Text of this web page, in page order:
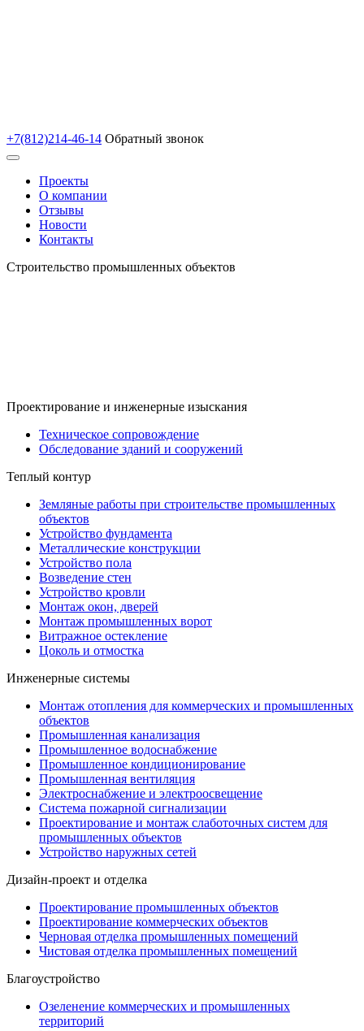
+7(812)214-46-14 Обратный звонок
Проекты
О компании
Отзывы
Новости
Контакты
Строительство промышленных объектов
Проектирование и инженерные изыскания
Техническое сопровождение
Обследование зданий и сооружений
Теплый контур
Земляные работы при строительстве промышленных
объектов
Устройство фундамента
Металлические конструкции
Устройство пола
Возведение стен
Устройство кровли
Монтаж окон, дверей
Монтаж промышленных ворот
Витражное остекление
Цоколь и отмостка
Инженерные системы
Монтаж отопления для коммерческих и промышленных
объектов
Промышленная канализация
Промышленное водоснабжение
Промышленное кондиционирование
Промышленная вентиляция
Электроснабжение и электроосвещение
Система пожарной сигнализации
Проектирование и монтаж слаботочных систем для
промышленных объектов
Устройство наружных сетей
Дизайн-проект и отделка
Проектирование промышленных объектов
Проектирование коммерческих объектов
Черновая отделка промышленных помещений
Чистовая отделка промышленных помещений
Благоустройство
Озеленение коммерческих и промышленных
территорий